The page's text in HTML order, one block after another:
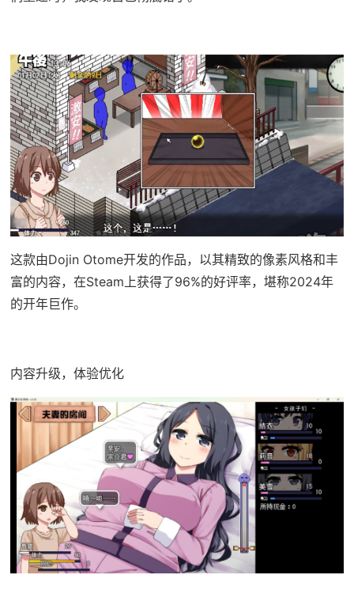
这款由Dojin Otome开发的作品，以其精致的像素风格和丰
富的内容，在Steam上获得了​​96%的好评率​​，堪称2024年
的开年巨作。
内容升级，体验优化